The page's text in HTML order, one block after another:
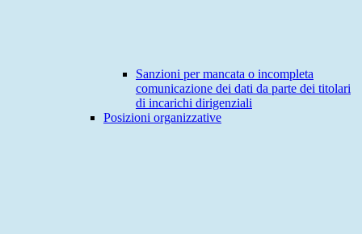
Sanzioni per mancata o incompleta
comunicazione dei dati da parte dei titolari
di incarichi dirigenziali
Posizioni organizzative